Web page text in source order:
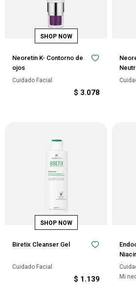
Neoretin K- Contorno de
ojos
Cuidado Facial
$ 3.078
Biretix Cleanser Gel
Cuidado Facial
$ 1.139
Mi